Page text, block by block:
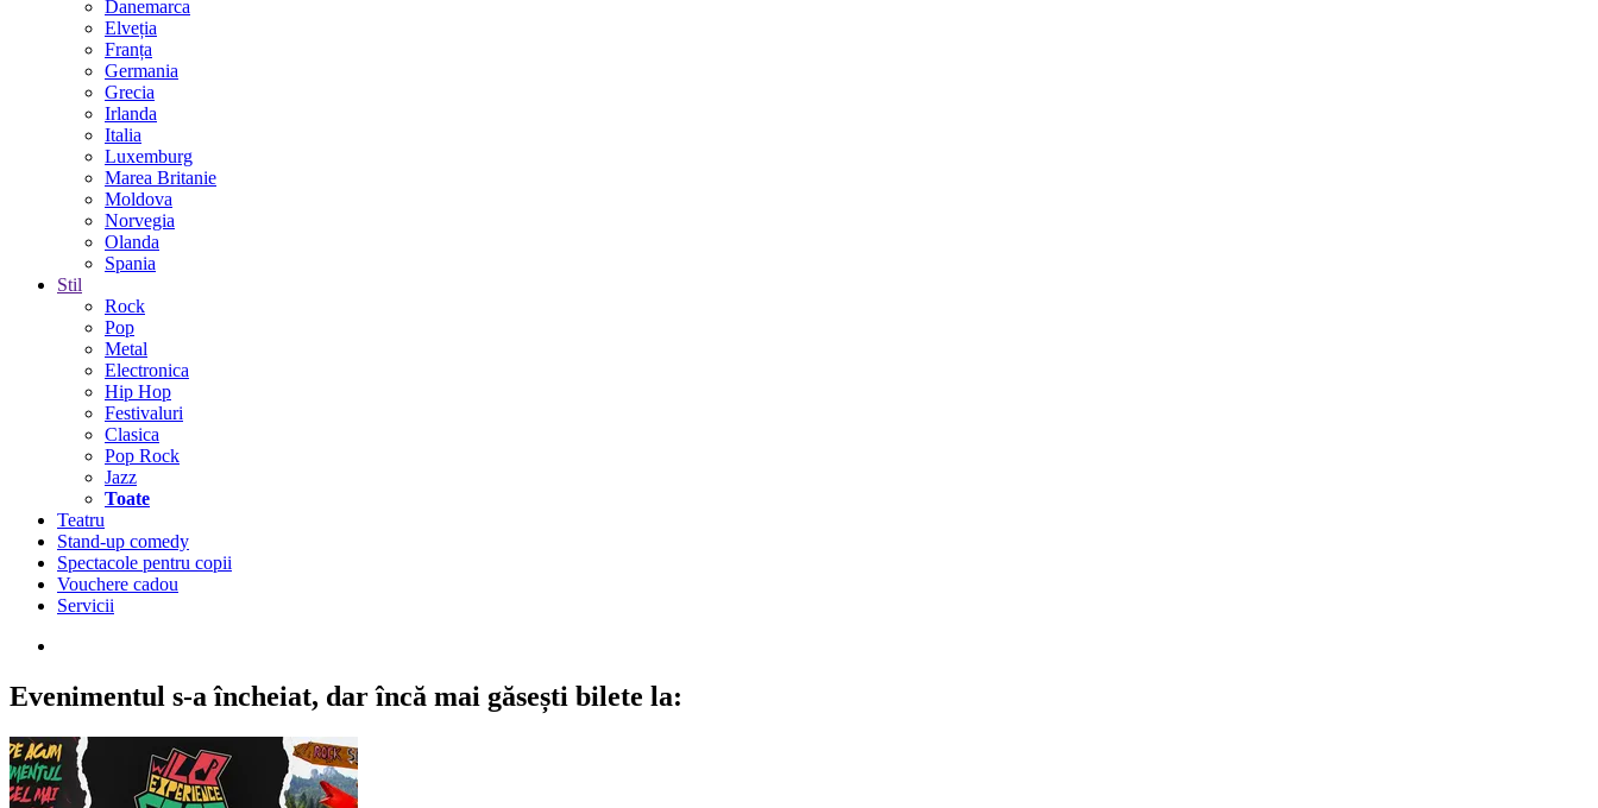
Danemarca
Elveția
Franța
Germania
Grecia
Irlanda
Italia
Luxemburg
Marea Britanie
Moldova
Norvegia
Olanda
Spania
Stil
Rock
Pop
Metal
Electronica
Hip Hop
Festivaluri
Clasica
Pop Rock
Jazz
Toate
Teatru
Stand-up comedy
Spectacole pentru copii
Vouchere cadou
Servicii
Evenimentul s-a încheiat, dar încă mai găsești bilete la: